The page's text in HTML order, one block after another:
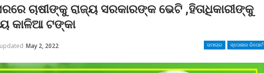
ଚାଷୀଙ୍କୁ ରାଜ୍ୟ ସରକାରଙ୍କ ଭେଟି ,ହିତାଧିକାରୀଙ୍କୁ
କାଳିଆ ଟଙ୍କା
ସମାଚାର ସ୍ପେଶାଲ ରିପୋର୍ଟ
May 2, 2022